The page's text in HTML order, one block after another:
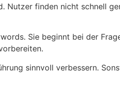
finden nicht schnell
Sie beginnt bei der
sinnvoll verbessern.